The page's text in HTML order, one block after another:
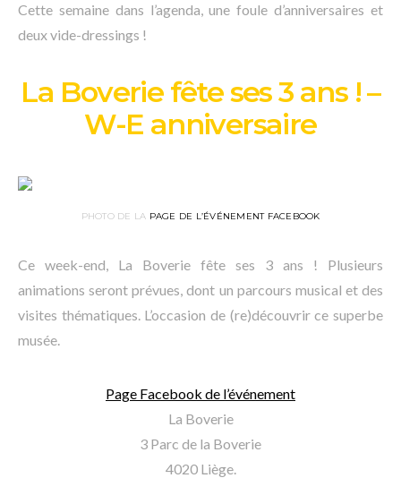
Cette semaine dans l’agenda, une foule d’anniversaires et
deux vide-dressings !
La Boverie fête ses 3 ans ! –
W-E anniversaire
PHOTO DE LA PAGE DE L’ÉVÉNEMENT FACEBOOK
Ce week-end, La Boverie fête ses 3 ans ! Plusieurs
animations seront prévues, dont un parcours musical et des
visites thématiques. L’occasion de (re)découvrir ce superbe
musée.
Page Facebook de l’événement
La Boverie
3 Parc de la Boverie
4020 Liège.